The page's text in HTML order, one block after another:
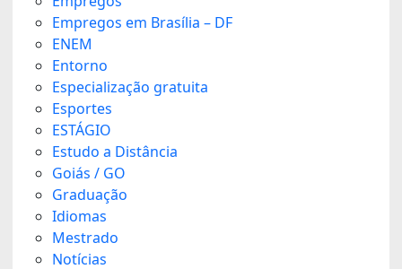
Empregos em Brasília – DF
ENEM
Entorno
Especialização gratuita
Esportes
ESTÁGIO
Estudo a Distância
Goiás / GO
Graduação
Idiomas
Mestrado
Notícias